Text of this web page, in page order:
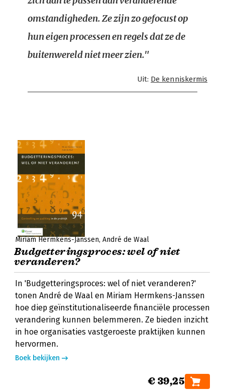
omstandigheden. Ze zijn zo gefocust op
hun eigen processen en regels dat ze de
buitenwereld niet meer zien."
Uit: De kenniskermis
Miriam Hermkens-Janssen André de Waal
Budgetteringsproces: wel of niet
veranderen?
In 'Budgetteringsproces: wel of niet veranderen?'
tonen André de Waal en Miriam Hermkens-Janssen
hoe diep geïnstitutionaliseerde financiële processen
verandering kunnen belemmeren. Ze bieden inzicht
in hoe organisaties vastgeroeste praktijken kunnen
hervormen.
Boek bekijken
€ 39,25